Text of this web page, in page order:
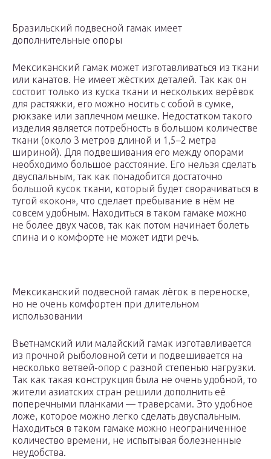
Бразильский подвесной гамак имеет
дополнительные опоры
Мексиканский гамак может изготавливаться из ткани
или канатов. Не имеет жёстких деталей. Так как он
состоит только из куска ткани и нескольких верёвок
для растяжки, его можно носить с собой в сумке,
рюкзаке или заплечном мешке. Недостатком такого
изделия является потребность в большом количестве
ткани (около 3 метров длиной и 1,5–2 метра
шириной). Для подвешивания его между опорами
необходимо большое расстояние. Его нельзя сделать
двуспальным, так как понадобится достаточно
большой кусок ткани, который будет сворачиваться в
тугой «кокон», что сделает пребывание в нём не
совсем удобным. Находиться в таком гамаке можно
не более двух часов, так как потом начинает болеть
спина и о комфорте не может идти речь.
Мексиканский подвесной гамак лёгок в переноске,
но не очень комфортен при длительном
использовании
Вьетнамский или малайский гамак изготавливается
из прочной рыболовной сети и подвешивается на
несколько ветвей-опор с разной степенью нагрузки.
Так как такая конструкция была не очень удобной, то
жители азиатских стран решили дополнить её
поперечными планками — траверсами. Это удобное
ложе, которое можно легко сделать двуспальным.
Находиться в таком гамаке можно неограниченное
количество времени, не испытывая болезненные
неудобства.